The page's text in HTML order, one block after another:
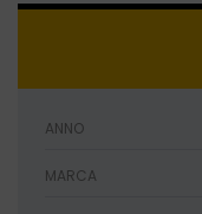
ANNO
MARCA